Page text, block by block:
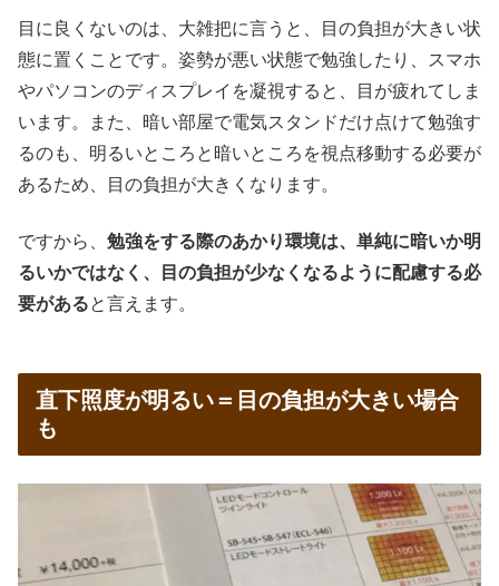
目に良くないのは、大雑把に言うと、目の負担が大きい状
態に置くことです。姿勢が悪い状態で勉強したり、スマホ
やパソコンのディスプレイを凝視すると、目が疲れてしま
います。また、暗い部屋で電気スタンドだけ点けて勉強す
るのも、明るいところと暗いところを視点移動する必要が
あるため、目の負担が大きくなります。
ですから、 勉強をする際のあかり環境は、単純に暗いか明
るいかではなく、目の負担が少なくなるように配慮する必
要があると言えます。
直下照度が明るい＝目の負担が大きい場合
も